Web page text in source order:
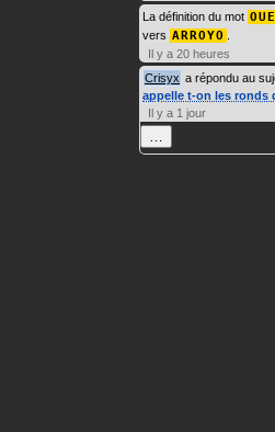
La définition du mot
vers ARROYO
Il y a 20 heures
Crisyx a répondu au
appelle t-on les ronds
Il y a 1 jour